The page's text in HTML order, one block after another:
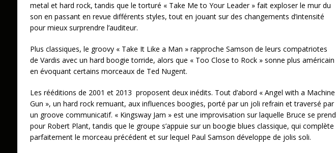
metal et hard rock, tandis que le torturé « Take Me to Your Leader » fait exploser le mur du
son en passant en revue différents styles, tout en jouant sur des changements d’intensité
pour mieux surprendre l’auditeur.
Plus classiques, le groovy « Take It Like a Man » rapproche Samson de leurs compatriotes
de Vardis avec un hard boogie torride, alors que « Too Close to Rock » sonne plus américain
en évoquant certains morceaux de Ted Nugent.
Les rééditions de 2001 et 2013 proposent deux inédits. Tout d’abord « Angel with a Machine
Gun », un hard rock remuant, aux influences boogies, porté par un joli refrain et traversé par
un groove communicatif. « Kingsway Jam » est une improvisation sur laquelle Bruce se prend
pour Robert Plant, tandis que le groupe s’appuie sur un boogie blues classique, qui complète
parfaitement le morceau précédent et sur lequel Paul Samson développe de jolis soli.